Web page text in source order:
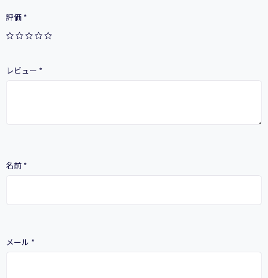
評価 *
レビュー *
名前 *
メール *